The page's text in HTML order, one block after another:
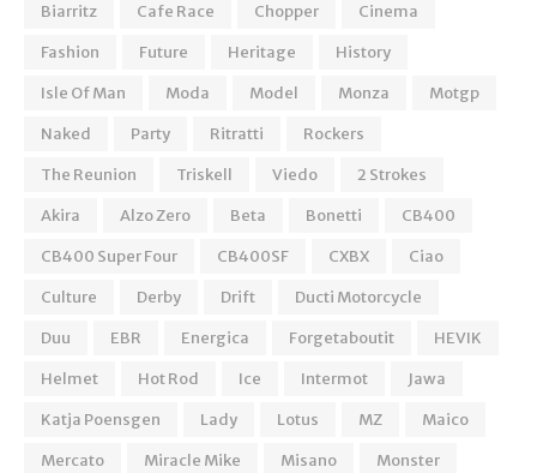
Biarritz
Cafe Race Chopper
Cinema
Fashion
Future Heritage
History
Isle Of Man
Moda Model Monza
Motgp
Naked
Party Ritratti
Rockers
The Reunion
Triskell Viedo
2 Strokes
Akira
Alzo Zero Beta Bonetti
CB400
CB400 Super Four
CB400SF CXBX
Ciao
Culture
Derby Drift
Ducti Motorcycle
Duu
EBR Energica Forgetaboutit
HEVIK
Helmet
Hot Rod Ice Intermot
Jawa
Katja Poensgen
Lady Lotus MZ
Maico
Mercato
Miracle Mike Misano
Monster